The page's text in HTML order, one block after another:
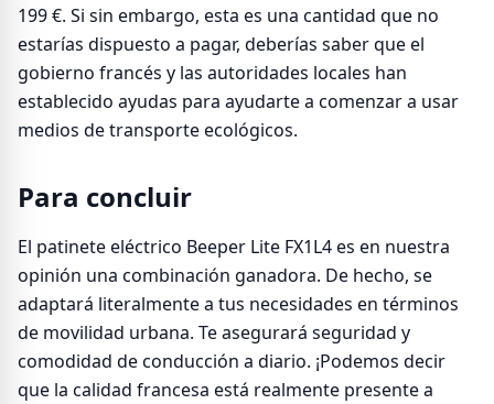
199 €. Si sin embargo, esta es una cantidad que no
estarías dispuesto a pagar, deberías saber que el
gobierno francés y las autoridades locales han
establecido ayudas para ayudarte a comenzar a usar
medios de transporte ecológicos.
Para concluir
El patinete eléctrico Beeper Lite FX1L4 es en nuestra
opinión una combinación ganadora. De hecho, se
adaptará literalmente a tus necesidades en términos
de movilidad urbana. Te asegurará seguridad y
comodidad de conducción a diario. ¡Podemos decir
que la calidad francesa está realmente presente a